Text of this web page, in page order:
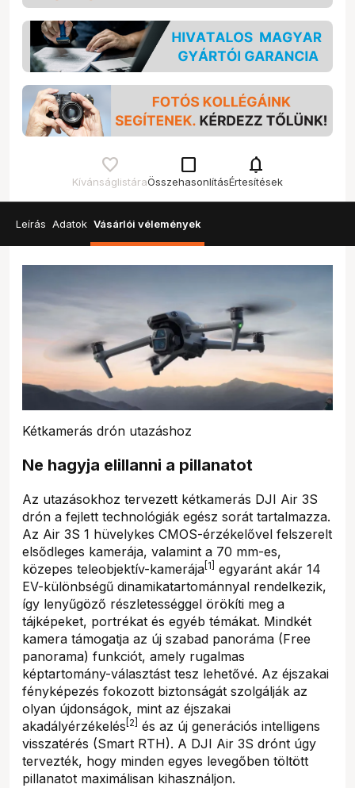
Kívánságlistára
check_box_outline_blank
Összehasonlítás
notifications
Értesítések
Leírás Adatok Vásárlói vélemények
Kétkamerás drón utazáshoz
Ne hagyja elillanni a pillanatot
Az utazásokhoz tervezett kétkamerás DJI Air 3S
drón a fejlett technológiák egész sorát tartalmazza.
Az Air 3S 1 hüvelykes CMOS-érzékelővel felszerelt
elsődleges kamerája, valamint a 70 mm-es,
közepes teleobjektív-kamerája [1]
egyaránt akár 14
EV-különbségű dinamikatartománnyal rendelkezik,
így lenyűgöző részletességgel örökíti meg a
tájképeket, portrékat és egyéb témákat. Mindkét
kamera támogatja az új szabad panoráma (Free
panorama) funkciót, amely rugalmas
képtartomány-választást tesz lehetővé. Az éjszakai
fényképezés fokozott biztonságát szolgálják az
olyan újdonságok, mint az éjszakai
akadályérzékelés [2]
és az új generációs intelligens
visszatérés (Smart RTH). A DJI Air 3S drónt úgy
tervezték, hogy minden egyes levegőben töltött
pillanatot maximálisan kihasználjon.